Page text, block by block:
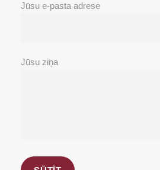
Jūsu e-pasta adrese
Jūsu ziņa